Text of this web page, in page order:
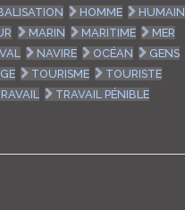
HOMME
HUMAIN
MARIN MARITIME
MER
NAVIRE OCÉAN
GENS
TOURISME
TOURISTE
TRAVAIL PÉNIBLE